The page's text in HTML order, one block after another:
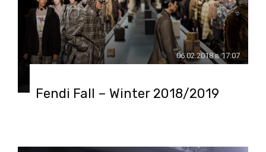
06.02.2018 в 17:07
Fendi Fall – Winter 2018/2019